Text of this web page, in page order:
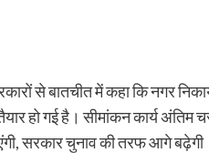
से बातचीत में कहा कि नगर
हो गई है। सीमांकन कार्य
सरकार चुनाव की तरफ आगे